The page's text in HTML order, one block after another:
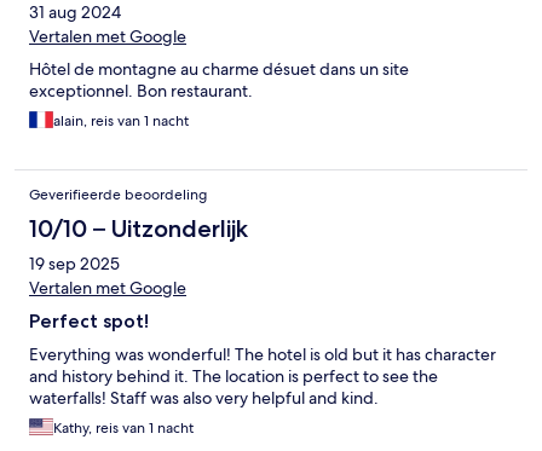
31 aug 2024
Vertalen met Google
Hôtel de montagne au charme désuet dans un site
exceptionnel. Bon restaurant.
alain, reis van 1 nacht
Geverifieerde beoordeling
10/10 – Uitzonderlijk
19 sep 2025
Vertalen met Google
Perfect spot!
Everything was wonderful! The hotel is old but it has character
and history behind it. The location is perfect to see the
waterfalls! Staff was also very helpful and kind.
Kathy, reis van 1 nacht